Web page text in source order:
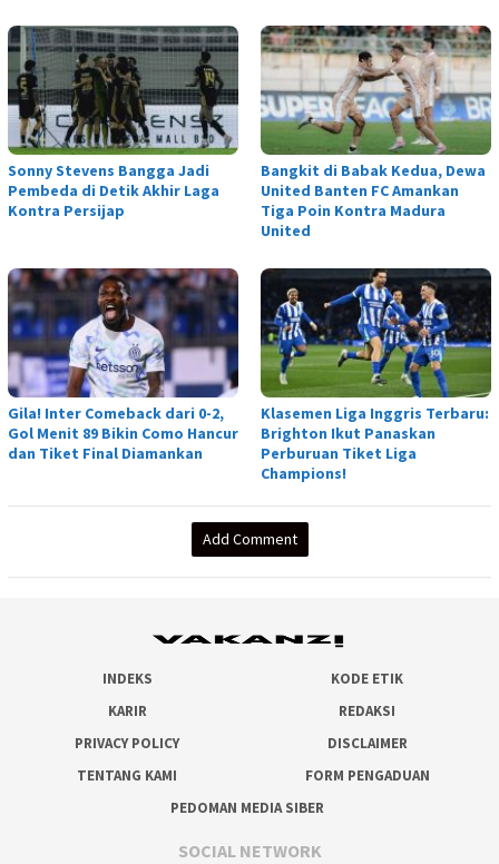
Sonny Stevens Bangga Jadi
Pembeda di Detik Akhir Laga
Kontra Persijap
Bangkit di Babak Kedua, Dewa
United Banten FC Amankan
Tiga Poin Kontra Madura
United
Gila! Inter Comeback dari 0-2,
Gol Menit 89 Bikin Como Hancur
dan Tiket Final Diamankan
Klasemen Liga Inggris Terbaru:
Brighton Ikut Panaskan
Perburuan Tiket Liga
Champions!
Add Comment
INDEKS
KODE ETIK
KARIR
REDAKSI
PRIVACY POLICY
DISCLAIMER
TENTANG KAMI
FORM PENGADUAN
PEDOMAN MEDIA SIBER
SOCIAL NETWORK